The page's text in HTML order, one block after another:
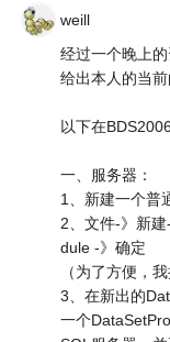
weill
经过一个晚上的
给出本人的当
以下在
一、服务器：
1、新建一个普
2、文件-》新
dule -》确定
（为了方便，
3、在新出的
一个